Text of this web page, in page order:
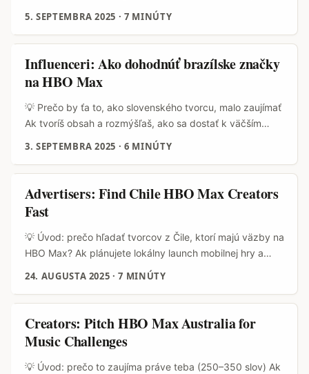
pravdepodobne ťa zaujíma: prečo by som sa mala snažiť
ako HBO Max? Odpoveď: trhy mimo EÚ rastú a regionálne
značky z oblasti MENA (Blízky východ a Severná Afrika)
dnes čoraz viac hľadajú export tvárí, micro-influencerov a
ambasádorov, ktorí vedia autenticky rozprávať o
produktoch — aj ak sú vytiahnutí cez platformy ako HBO
Max, lokálne streamovacie partnerstvá či priama digitálna
5. SEPTEMBRA 2025 ·7 MINÚTY
Influenceri: Ako dohodnúť brazílske značky
na HBO Max
💡 Prečo by ťa to, ako slovenského tvorcu, malo zaujímať
Ak tvoríš obsah a rozmýšľaš, ako sa dostať k väčším
peniazom a dlhodobým zmluvám, Brazília je trh, ktorý má
to môže byť prémiové prostredie, kde sa propagácia
páruje s obsahovými otvoreniami, premiérami a lokálnymi
kampaňami. Pre tvorcu to znamená: vyššia cena za
spoluprácu, ale aj väčšie očakávania a potrebu lokálneho
know-how. ...
3. SEPTEMBRA 2025 ·6 MINÚTY
Advertisers: Find Chile HBO Max Creators
Fast
💡 Úvod: prečo hľadať tvorcov z Čile, ktorí majú väzby na
HBO Max? Ak plánujete lokálny launch mobilnej hry a
zvažujete latinskoamerický trh, Čile môže byť ticho
komunity, rastúca infraštruktúra produkcie a stále viac
tvorcov pracuje aj s profesionálnymi streamovými alebo
televíznymi projektmi — vrátane titulov dostupných na
platformách ako HBO Max. Pre slovenského inzerenta,
ktorý chce spustiť global-first alebo regionálny launch, je
24. AUGUSTA 2025 ·7 MINÚTY
Creators: Pitch HBO Max Australia for
Music Challenges
💡 Úvod: prečo to zaujíma práve teba (250–350 slov) Ak